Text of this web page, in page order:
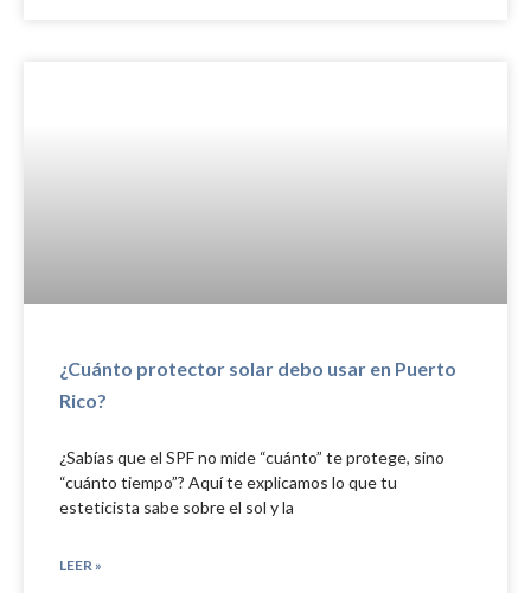
¿Cuánto protector solar debo usar en Puerto
Rico?
¿Sabías que el SPF no mide “cuánto” te protege, sino
“cuánto tiempo”? Aquí te explicamos lo que tu
esteticista sabe sobre el sol y la
LEER »